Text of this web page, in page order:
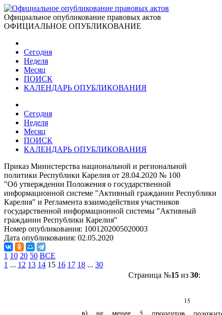
Официальное опубликование правовых актов
ОФИЦИАЛЬНОЕ ОПУБЛИКОВАНИЕ
Сегодня
Неделя
Месяц
ПОИСК
КАЛЕНДАРЬ ОПУБЛИКОВАНИЯ
Сегодня
Неделя
Месяц
ПОИСК
КАЛЕНДАРЬ ОПУБЛИКОВАНИЯ
Приказ Министерства национальной и региональной
политики Республики Карелия от 28.04.2020 № 100
"Об утверждении Положения о государственной
информационной системе "Активный гражданин Республики
Карелия" и Регламента взаимодействия участников
государственной информационной системы "Активный
гражданин Республики Карелия"
Номер опубликования: 1001202005020003
Дата опубликования: 02.05.2020
1 10 20 50 ВСЕ
1 ... 12 13 14 15 16 17 18 ... 30
Страница №15из 30: